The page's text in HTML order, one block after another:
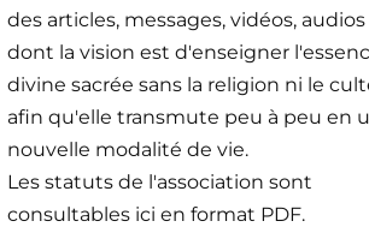
des articles, messages, vidéos, audios
dont la vision est d'enseigner
divine sacrée sans la religion ni le
afin qu'elle transmute peu à peu en
nouvelle modalité de vie.
Les statuts de l'association sont
consultables ici en format PDF.